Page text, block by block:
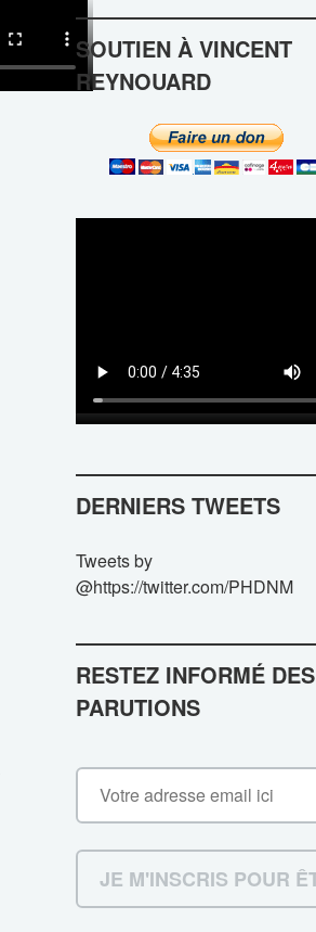
SOUTIEN À VINCENT
REYNOUARD
DERNIERS TWEETS
Tweets by
@https://twitter.com/PHDNM
RESTEZ INFORMÉ DES
PARUTIONS